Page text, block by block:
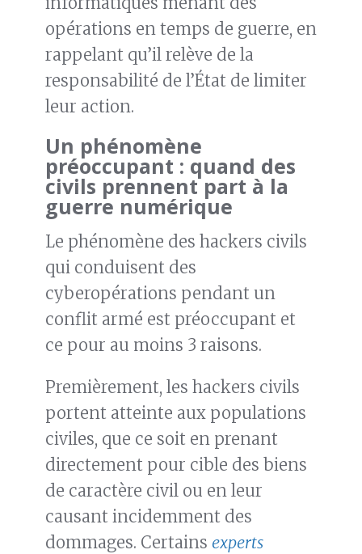
opérations en temps de guerre, en
rappelant qu’il relève de la
responsabilité de l’État de limiter
leur action.
Un phénomène
préoccupant : quand des
civils prennent part à la
guerre numérique
Le phénomène des hackers civils
qui conduisent des
cyberopérations pendant un
conflit armé est préoccupant et
ce pour au moins 3 raisons.
Premièrement, les hackers civils
portent atteinte aux populations
civiles, que ce soit en prenant
directement pour cible des biens
de caractère civil ou en leur
causant incidemment des
dommages. Certains experts